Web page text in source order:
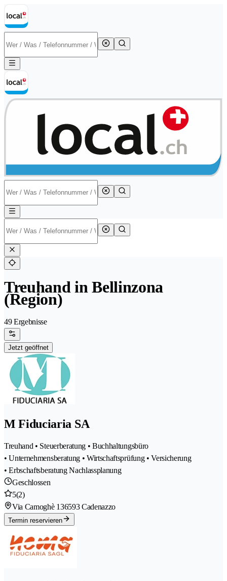
Treuhand in Bellinzona
(Region)
49 Ergebnisse
Jetzt geöffnet
M Fiduciaria SA
Treuhand • Steuerberatung • Buchhaltungsbüro
• Unternehmensberatung • Wirtschaftsprüfung • Versicherung
• Erbschaftsberatung Nachlassplanung
Geschlossen
5(2)
Via Camoghè 136593 Cadenazzo
Termin reservieren